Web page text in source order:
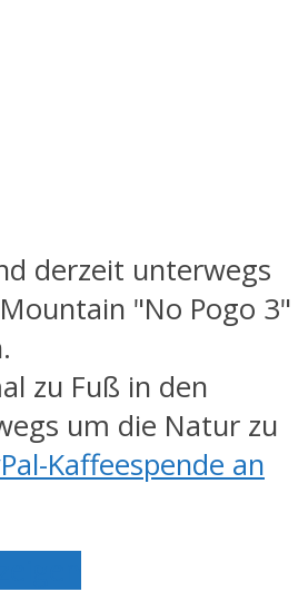
derzeit unterwegs
"No Pogo 3"
zu Fuß in den
um die Natur zu
Kaffeespende an